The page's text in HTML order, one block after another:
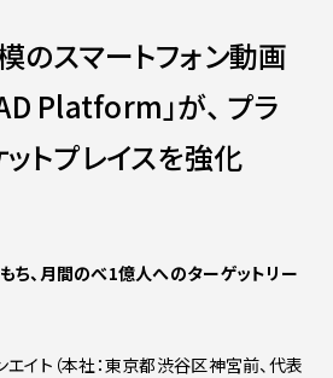
のスマートフォン動画
Platform」が、 プラ
トプレイスを強化
ち、月間のべ1億人へのターゲットリー
イト（本社：東京都渋谷区神宮前、代表